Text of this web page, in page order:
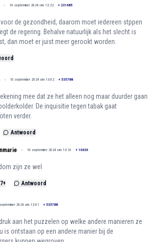
10 september 2024 om 12:22 + 231685
de gezondheid, daarom moet iedereen stppen
de regering. Behalve natuurlijk als het slecht is
dan moet er juist meer gerookt worden.
10 september 2024 om 13:02 + 535788
mee dat ze het alleen nog maar duurder gaan
De inquisitie tegen tabak gaat
verder.
Antwoord
10 september 2024 om 13:10 + 10630
zijn ze wel
+ Antwoord
2024 om 12:01 + 535788
aan het puzzelen op welke andere manieren ze
is ontstaan op een andere manier bij de